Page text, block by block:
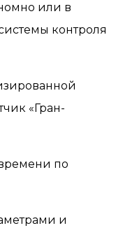
или в
контроля
«Гран-
по
и